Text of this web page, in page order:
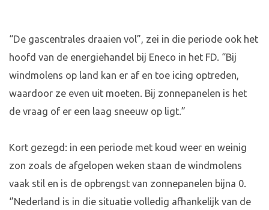
“De gascentrales draaien vol”, zei in die periode ook het
hoofd van de energiehandel bij Eneco in het FD. “Bij
windmolens op land kan er af en toe icing optreden,
waardoor ze even uit moeten. Bij zonnepanelen is het
de vraag of er een laag sneeuw op ligt.”
Kort gezegd: in een periode met koud weer en weinig
zon zoals de afgelopen weken staan de windmolens
vaak stil en is de opbrengst van zonnepanelen bijna 0.
‘’Nederland is in die situatie volledig afhankelijk van de